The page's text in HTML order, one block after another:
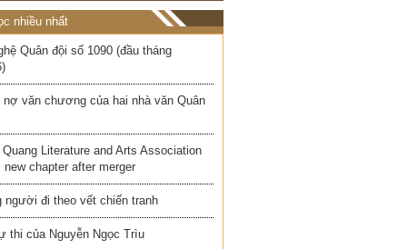
nhiều nhất
Quân đội số 1090 (đầu tháng
nợ văn chương của hai nhà văn Quân
Literature and Arts Association
new chapter after merger
người đi theo vết chiến tranh
thi của Nguyễn Ngọc Trìu